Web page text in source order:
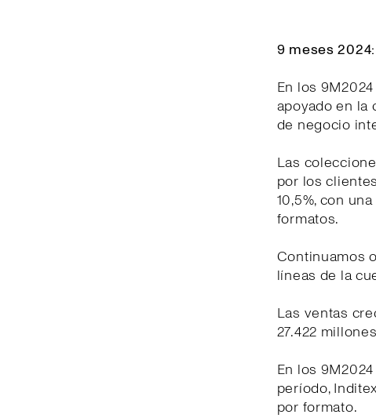
9 meses
En los
apoyado en la
de negocio
Las
por los
10,5%, con
formatos.
Continuamos
líneas de la
Las ventas
27.422
En los
período,
por formato.